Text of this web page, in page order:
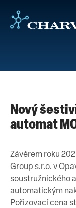
Nový
automat
Závěrem roku
Group s.r.o. v
soustružnického
automatickým
Pořizovací cena